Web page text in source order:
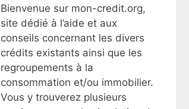
Bienvenue sur mon-credit.org,
site dédié à l’aide et aux
conseils concernant les divers
crédits existants ainsi que les
regroupements à la
consommation et/ou immobilier.
Vous y trouverez plusieurs